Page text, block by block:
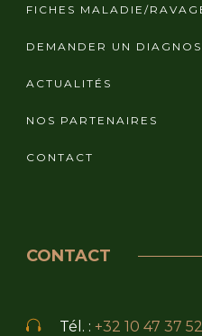
FICHES MALADIE/
DEMANDER UN
ACTUALITÉS
NOS PARTENAIRES
CONTACT
CONTACT
Tél. : +32 10 47 37 52